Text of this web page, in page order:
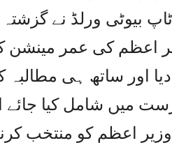
اعظم کی عمر مینشن
اور ساتھ ہی مطالبہ
میں شامل کیا جائے
اعظم کو منتخب